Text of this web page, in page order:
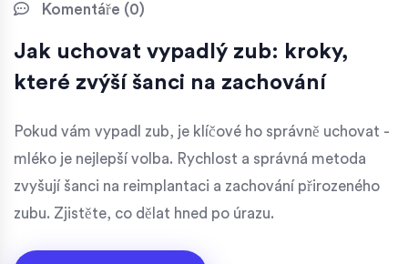
Komentáře (0)
Jak uchovat vypadlý zub: kroky,
které zvýší šanci na zachování
Pokud vám vypadl zub, je klíčové ho správně uchovat -
mléko je nejlepší volba. Rychlost a správná metoda
zvyšují šanci na reimplantaci a zachování přirozeného
zubu. Zjistěte, co dělat hned po úrazu.